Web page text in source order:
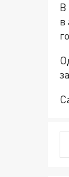
В
в